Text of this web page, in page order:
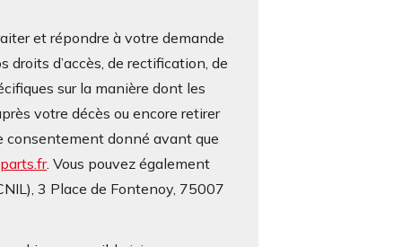
et répondre à votre demande
d’accès, de rectification, de
sur la manière dont les
votre décès ou encore retirer
consentement donné avant que
. Vous pouvez également
3 Place de Fontenoy, 75007